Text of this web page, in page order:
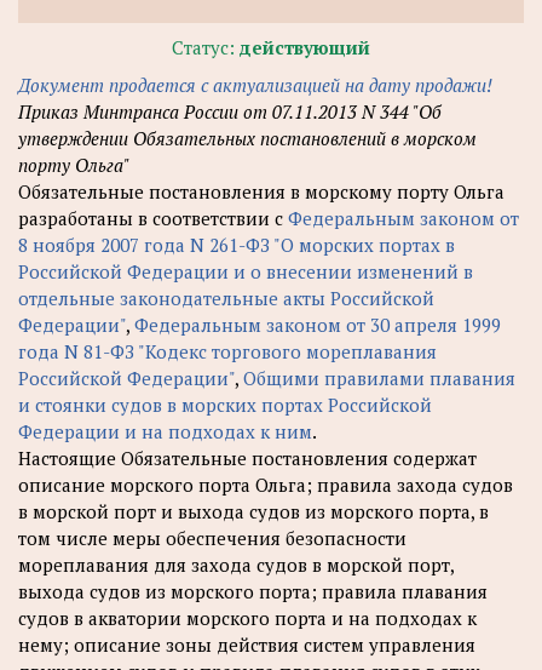
Статус: действующий
Документ продается с актуализацией на дату продажи!
Приказ Минтранса России от 07.11.2013 N 344 "Об
утверждении Обязательных постановлений в морском
порту Ольга"
Обязательные постановления в морскому порту Ольга
разработаны в соответствии с Федеральным законом от
8 ноября 2007 года N 261-ФЗ "О морских портах в
Российской Федерации и о внесении изменений в
отдельные законодательные акты Российской
Федерации", Федеральным законом от 30 апреля 1999
года N 81-ФЗ "Кодекс торгового мореплавания
Российской Федерации", Общими правилами плавания
и стоянки судов в морских портах Российской
Федерации и на подходах к ним.
Настоящие Обязательные постановления содержат
описание морского порта Ольга; правила захода судов
в морской порт и выхода судов из морского порта, в
том числе меры обеспечения безопасности
мореплавания для захода судов в морской порт,
выхода судов из морского порта; правила плавания
судов в акватории морского порта и на подходах к
нему; описание зоны действия систем управления